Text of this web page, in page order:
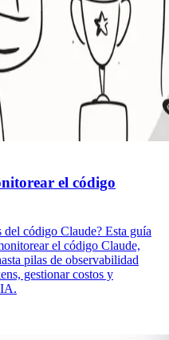
el código
del código Claude? Esta guía
el código Claude,
pilas de observabilidad
gestionar costos y